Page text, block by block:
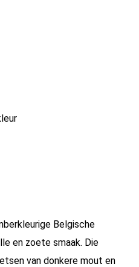
Belgische
en zoete smaak. Die
van donkere mout en